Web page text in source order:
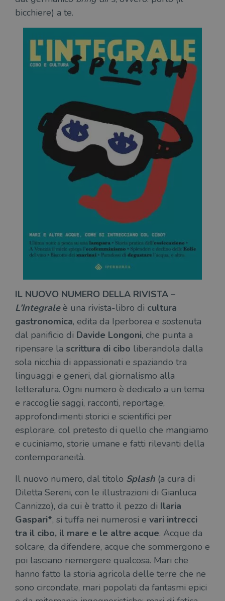
bicchiere) a te.
IL NUOVO NUMERO DELLA RIVISTA –
L’Integraleè una rivista-libro di cultura
gastronomica, edita da Iperborea e sostenuta
dal panificio di Davide Longoni, che punta a
ripensare la scrittura di cibo liberandola dalla
sola nicchia di appassionati e spaziando tra
linguaggi e generi, dal giornalismo alla
letteratura. Ogni numero è dedicato a un tema
e raccoglie saggi, racconti, reportage,
approfondimenti storici e scientifici per
esplorare, col pretesto di quello che mangiamo
e cuciniamo, storie umane e fatti rilevanti della
contemporaneità.
Il nuovo numero, dal titolo Splash (a cura di
Diletta Sereni, con le illustrazioni di Gianluca
Cannizzo), da cui è tratto il pezzo di Ilaria
Gaspari*, si tuffa nei numerosi e vari intrecci
tra il cibo, il mare e le altre acque. Acque da
solcare, da difendere, acque che sommergono e
poi lasciano riemergere qualcosa. Mari che
hanno fatto la storia agricola delle terre che ne
sono circondate, mari popolati da fantasmi epici